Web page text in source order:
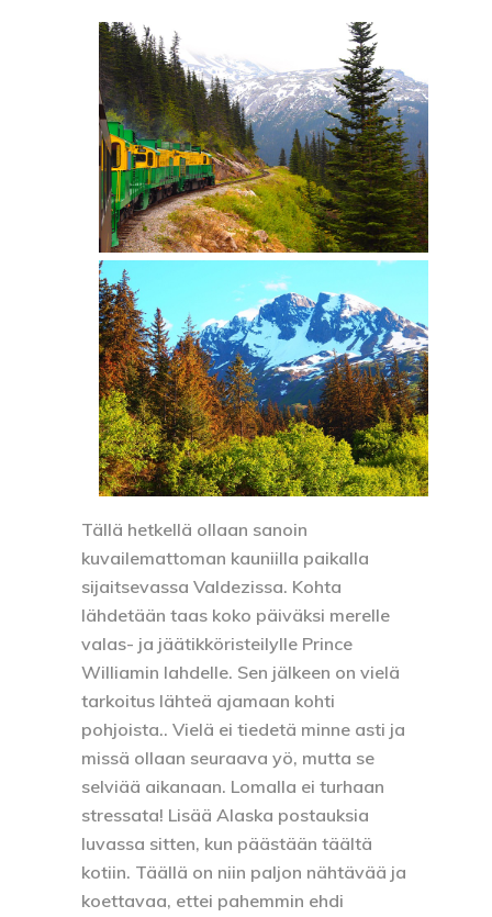
Tällä hetkellä ollaan sanoin
kuvailemattoman kauniilla paikalla
sijaitsevassa Valdezissa. Kohta
lähdetään taas koko päiväksi merelle
valas- ja jäätikköristeilylle Prince
Williamin lahdelle. Sen jälkeen on vielä
tarkoitus lähteä ajamaan kohti
pohjoista.. Vielä ei tiedetä minne asti ja
missä ollaan seuraava yö, mutta se
selviää aikanaan. Lomalla ei turhaan
stressata! Lisää Alaska postauksia
luvassa sitten, kun päästään täältä
kotiin. Täällä on niin paljon nähtävää ja
koettavaa, ettei pahemmin ehdi